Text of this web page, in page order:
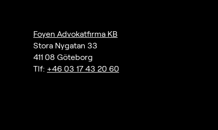
Foyen Advokatfirma KB
Stora Nygatan 33
411 08 Göteborg
Tlf: +46 03 17 43 20 60